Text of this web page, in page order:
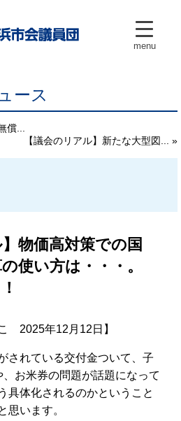
menu
ース
償...
【議会のリアル】新たな大型図... »
】物価高対策での国
使い方は・・・。
2025年12月12日】
されている交付金ついて、子
お米券の問題が話題になって
具体化されるのかということ
思います。